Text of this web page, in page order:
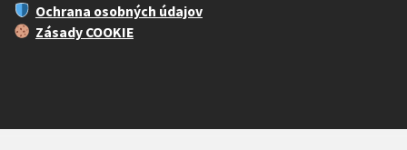
Ochrana osobných údajov
Zásady COOKIE